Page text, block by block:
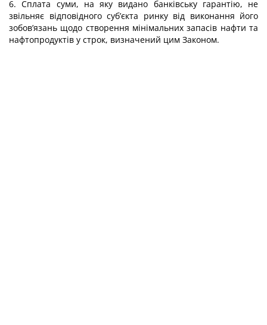
6. Сплата суми, на яку видано банківську гарантію, не
звільняє відповідного суб’єкта ринку від виконання його
зобов’язань щодо створення мінімальних запасів нафти та
нафтопродуктів у строк, визначений цим Законом.